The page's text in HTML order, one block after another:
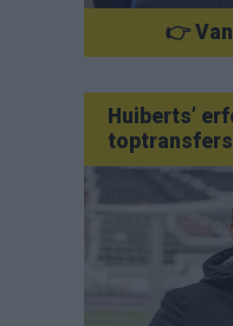
👉
Huiberts’
toptransfers